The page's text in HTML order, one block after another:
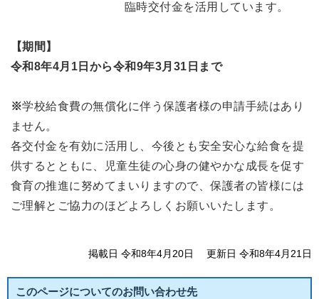
臨時交付金を活用しています。
【期間】
令和8年4月1日から令和9年3月31日まで
※学校給食費の無償化に伴う保護者様の申請手続はあり
ません。
各交付金を有効に活用し、今後とも安全安心な給食を提
供するとともに、児童生徒の心身の健やかな成長を促す
食育の推進に努めてまいりますので、保護者の皆様には
ご理解とご協力のほどよろしくお願いいたします。
掲載日 令和8年4月20日 更新日 令和8年4月21日
このページについてのお問い合わせ先